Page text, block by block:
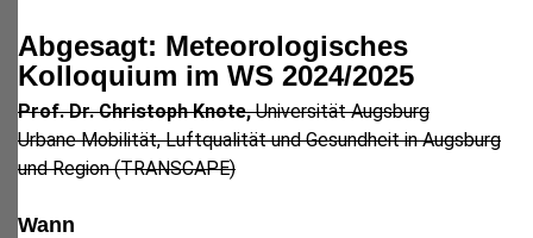
Abgesagt: Meteorologisches
Kolloquium im WS 2024/2025
Prof. Dr. Christoph Knote,Universität Augsburg
Urbane Mobilität, Luftqualität und Gesundheit in Augsburg
und Region (TRANSCAPE)
Wann